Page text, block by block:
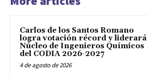
Carlos de los Santos Romano
logra votación récord y liderará
Núcleo de Ingenieros Químicos
del CODIA 2026-2027
4 de agosto de 2026